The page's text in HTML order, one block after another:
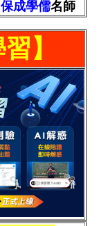
保成學儒名師
】